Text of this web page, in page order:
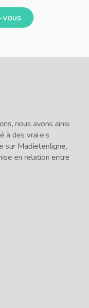
vous
nous avons ainsi
des vrai·e·s
sur Madietenligne,
en relation entre